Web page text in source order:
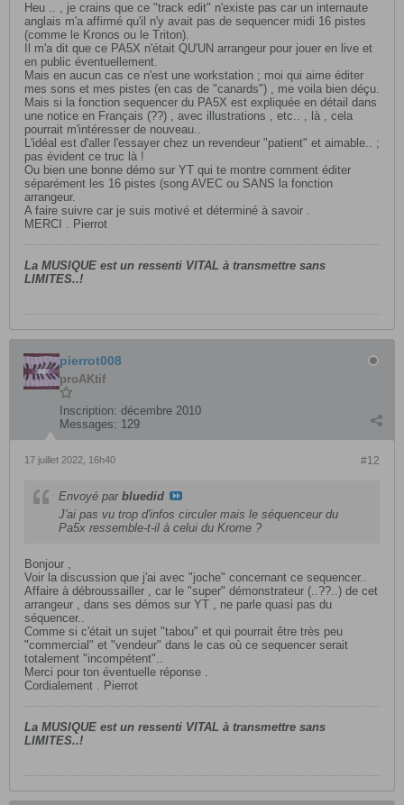
Heu .. , je crains que ce "track edit" n'existe pas car un internaute
anglais m'a affirmé qu'il n'y avait pas de sequencer midi 16 pistes
(comme le Kronos ou le Triton).
Il m'a dit que ce PA5X n'était QU'UN arrangeur pour jouer en live et
en public éventuellement.
Mais en aucun cas ce n'est une workstation ; moi qui aime éditer
mes sons et mes pistes (en cas de "canards") , me voila bien déçu.
Mais si la fonction sequencer du PA5X est expliquée en détail dans
une notice en Français (??) , avec illustrations , etc.. , là , cela
pourrait m'intéresser de nouveau..
L'idéal est d'aller l'essayer chez un revendeur "patient" et aimable.. ;
pas évident ce truc là !
Ou bien une bonne démo sur YT qui te montre comment éditer
séparément les 16 pistes (song AVEC ou SANS la fonction
arrangeur.
A faire suivre car je suis motivé et déterminé à savoir .
MERCI . Pierrot
La MUSIQUE est un ressenti VITAL à transmettre sans
LIMITES..!
pierrot008
proAKtif
Inscription: décembre 2010
Messages: 129
#12
17 juillet 2022, 16h40
Envoyé par bluedid
J'ai pas vu trop d'infos circuler mais le séquenceur du
Pa5x ressemble-t-il à celui du Krome ?
Bonjour ,
Voir la discussion que j'ai avec "joche" concernant ce sequencer..
Affaire à débroussailler , car le "super" démonstrateur (..??..) de cet
arrangeur , dans ses démos sur YT , ne parle quasi pas du
séquencer..
Comme si c'était un sujet "tabou" et qui pourrait être très peu
"commercial" et "vendeur" dans le cas où ce sequencer serait
totalement "incompétent"..
Merci pour ton éventuelle réponse .
Cordialement . Pierrot
La MUSIQUE est un ressenti VITAL à transmettre sans
LIMITES..!